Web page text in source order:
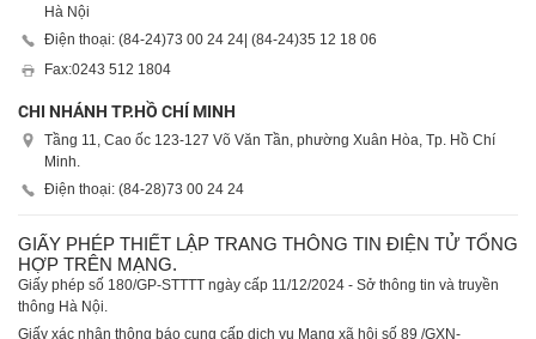
Hà Nội
Điện thoại: (84-24)73 00 24 24 | (84-24)35 12 18 06
Fax:0243 512 1804
CHI NHÁNH TP.HỒ CHÍ MINH
Tầng 11, Cao ốc 123-127 Võ Văn Tần, phường Xuân Hòa, Tp. Hồ Chí
Minh.
Điện thoại: (84-28)73 00 24 24
GIẤY PHÉP THIẾT LẬP TRANG THÔNG TIN ĐIỆN TỬ TỔNG
HỢP TRÊN MẠNG.
Giấy phép số 180/GP-STTTT ngày cấp 11/12/2024 - Sở thông tin và truyền
thông Hà Nội.
Giấy xác nhận thông báo cung cấp dịch vụ Mạng xã hội số 89 /GXN-